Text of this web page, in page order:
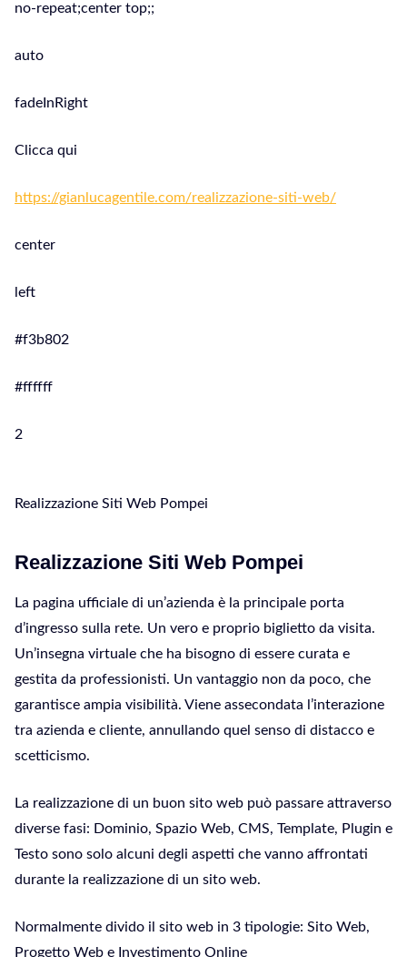
no-repeat;center top;;
auto
fadeInRight
Clicca qui
https://gianlucagentile.com/realizzazione-siti-web/
center
left
#f3b802
#ffffff
2
Realizzazione Siti Web Pompei
Realizzazione Siti Web Pompei
La pagina ufficiale di un’azienda è la principale porta
d’ingresso sulla rete. Un vero e proprio biglietto da visita.
Un’insegna virtuale che ha bisogno di essere curata e
gestita da professionisti. Un vantaggio non da poco, che
garantisce ampia visibilità. Viene assecondata l’interazione
tra azienda e cliente, annullando quel senso di distacco e
scetticismo.
La realizzazione di un buon sito web può passare attraverso
diverse fasi: Dominio, Spazio Web, CMS, Template, Plugin e
Testo sono solo alcuni degli aspetti che vanno affrontati
durante la realizzazione di un sito web.
Normalmente divido il sito web in 3 tipologie: Sito Web,
Progetto Web e Investimento Online